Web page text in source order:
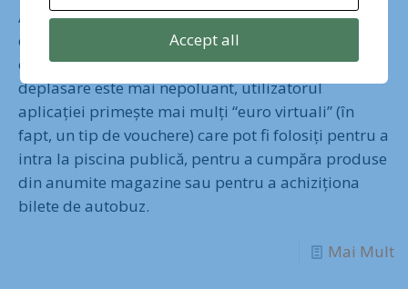
Aplicația detectează dacă cel care și-a instalat-o se
deplasează pe jos, cu bicicleta, cu transportul în
comun sau cu mașina personală. Cu cât modul de
deplasare este mai nepoluant, utilizatorul
aplicației primește mai mulți “euro virtuali” (în
fapt, un tip de vouchere) care pot fi folosiți pentru a
intra la piscina publică, pentru a cumpăra produse
din anumite magazine sau pentru a achiziționa
bilete de autobuz.
Mai Mult
Accept all